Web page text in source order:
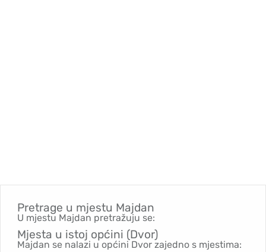
Pretrage u mjestu Majdan
U mjestu Majdan pretražuju se:
Mjesta u istoj općini (Dvor)
Majdan se nalazi u općini Dvor zajedno s mjestima: